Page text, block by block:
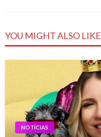
YOU MIGHT ALSO LIKE
NOTÍCIAS